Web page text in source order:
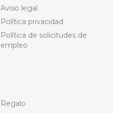
Aviso legal
Política privacidad
Política de solicitudes de
empleo
Regalo